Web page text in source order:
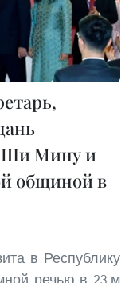
Ши Мину и
общиной в
в Республику